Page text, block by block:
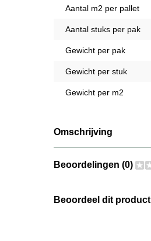
Aantal m2 per pallet
Aantal stuks per pak
Gewicht per pak
Gewicht per stuk
Gewicht per m2
Omschrijving
Beoordelingen (0)
Beoordeel dit product